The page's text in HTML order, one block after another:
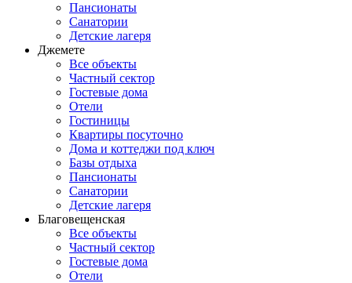
Пансионаты
Санатории
Детские лагеря
Джемете
Все объекты
Частный сектор
Гостевые дома
Отели
Гостиницы
Квартиры посуточно
Дома и коттеджи под ключ
Базы отдыха
Пансионаты
Санатории
Детские лагеря
Благовещенская
Все объекты
Частный сектор
Гостевые дома
Отели